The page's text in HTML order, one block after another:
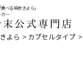
べる純炭きよら」
カー
よら カプセルタイプ